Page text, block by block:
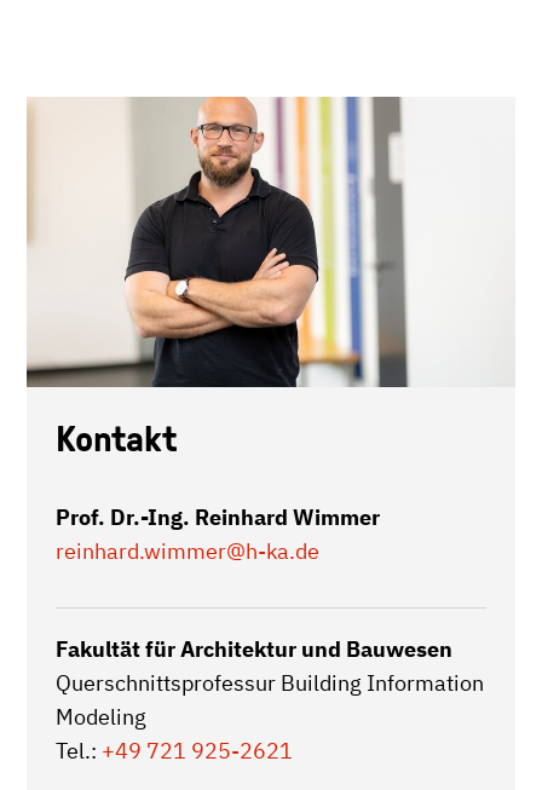
Kontakt
Prof. Dr.-Ing. Reinhard Wimmer
reinhard.wimmer@h-ka.de
Fakultät für Architektur und Bauwesen
Querschnittsprofessur Building Information
Modeling
Tel.: +49 721 925-2621